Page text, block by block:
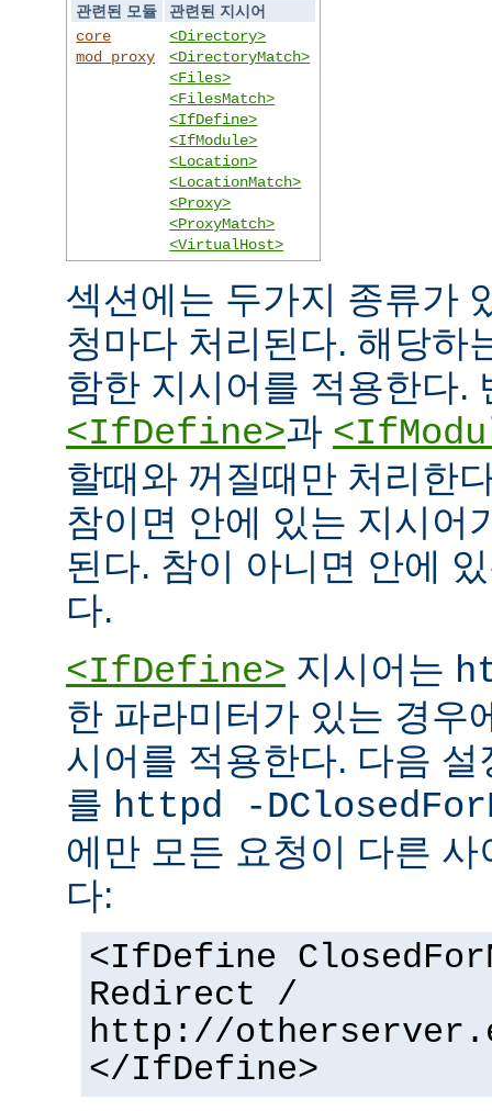
관련된 모듈
관련된 지시어
core
mod_proxy
<Directory>
<DirectoryMatch>
<Files>
<FilesMatch>
<IfDefine>
<IfModule>
<Location>
<LocationMatch>
<Proxy>
<ProxyMatch>
<VirtualHost>
섹션에는 두가지 종류가
청마다 처리된다. 해당하
함한 지시어를 적용한다.
<IfDefine>과
할때와 꺼질때만 처리한
참이면 안에 있는 지시어
된다. 참이 아니면 안에
다.
<IfDefine> 지시어는
한 파라미터가 있는 경우
시어를 적용한다. 다음
를 httpd -
에만 모든 요청이 다른
다:
<IfDefine
Redirect /
http://
</IfDefine>